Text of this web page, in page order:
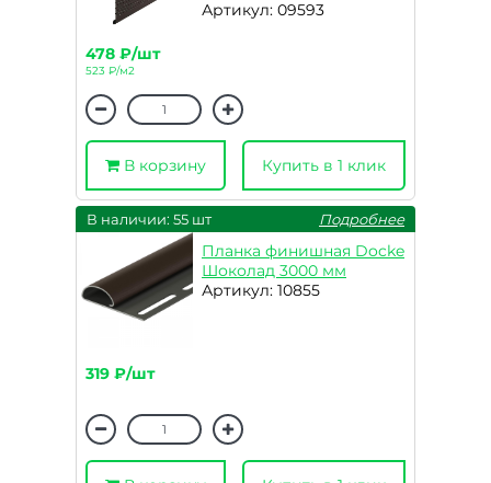
Артикул: 09593
478 ₽/шт
523 ₽/м2
В корзину Купить в 1 клик
В наличии: 55 шт Подробнее
Планка финишная Docke
Шоколад 3000 мм
Артикул: 10855
319 ₽/шт